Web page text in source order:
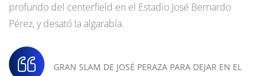
profundo del centerfield en el Estadio José Bernardo
Pérez, y desató la algarabía.
GRAN SLAM DE JOSÉ PERAZA PARA DEJAR EN EL